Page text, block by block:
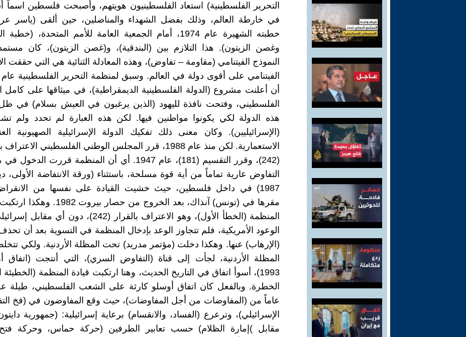
التحرير الفلسطينية) استعاد الفلسطينيون هويتهم، وأصبحت فلسطين اسماً
في خارطة العالم، وذلك بفضل الشهداء والمناضلين، حين ألقى (ياسر
خطبته الشهيرة عام 1974، أمام الجمعية العامة للأمم المتحدة، (خطبة
وغصن الزيتون). هذا التلازم بين (البندقية)، و(غصن الزيتون)، كان
النموذج الفيتنامي (مقاومة – تفاوض)، وهذه المعادلة الثنائية هي التي حققت
أن أعلنت مشروع (الدولة الفلسطينية الديمقراطية)، في ميثاقها على كامل
الفلسطيني، وفتحت نافذة لليهود (الذين يرغبون في العيش بسلام) في
هذه الدولة لكي يكونوا مواطنين فيها. لكن هذه العبارة لم تحدد ولم
(الإسرائيليين). وكان معنى ذلك تفكيك الدولة الإسرائيلية الصهيونية
الاستعمارية. لكن منذ عام 1988، قرر المجلس الوطني الفلسطيني
(242)، وقرر التقسيم (181)، عام 1947. أي أن المنظمة قررت
التفاوض عارية تماماً من أية قوة مسلحة، باستثناء (ورقة الانتفاضة الأولى،
1987) في داخل فلسطين، حيث خشيت القيادة على نفسها من
مقرها في (تونس) آنذاك، بعد الخروج من حصار بيروت
المنظمة (الخطأ الأول)، وهو الاعتراف بالقرار (242)، دون أي
الوعود الأمريكية، فلم تتجاوز الوعد بإدخال المنظمة في التسوية بعد أن
(الإرهاب) عنها. وهكذا دخلت (مؤتمر مدريد) تحت المظلة الأردنية. ولكي
المظلة الأردنية، لجأت إلى قناة (التفاوض السري)، التي أنتجت (اتفاق
1993)، أسوأ اتفاق في التاريخ الحديث، وهنا ارتكبت قيادة المنظمة (الخطيئة
الخطرة. وبالفعل كان اتفاق أوسلو كارثة على الشعب الفلسطيني، طيلة
عاماً من (المفاوضات من أجل المفاوضات)، حيث وقع المفاوضون في (فخ
الإسرائيلي)، وترعرع (الفساد، والانقسام) برعاية إسرائيلية: (جمهورية
مقابل )إمارة الظلام) حسب تعابير الطرفين (حركة حماس، وحركة